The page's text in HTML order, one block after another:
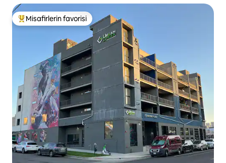
Misafirlerin favorilerinden en beğenilenler arasında
Misafirlerin favorisi